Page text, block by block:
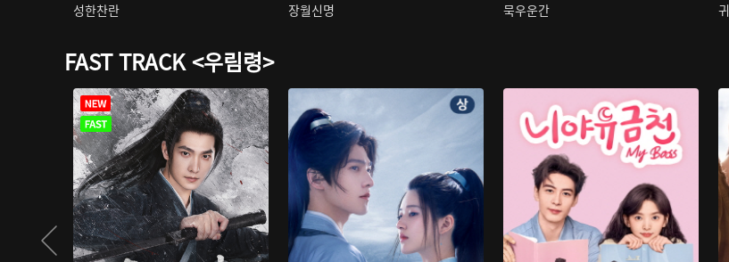
성한찬란 장월신명 묵우운간
FAST TRACK <우림령>